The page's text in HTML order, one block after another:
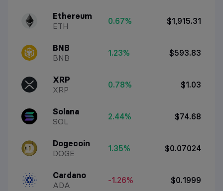
Ethereum
ETH
0.67% $1,915.31
BNB
BNB
1.23% $593.83
XRP
XRP
0.78% $1.03
Solana
SOL
2.44% $74.68
Dogecoin
DOGE
1.35% $0.07024
Cardano
ADA
-1.26% $0.1999